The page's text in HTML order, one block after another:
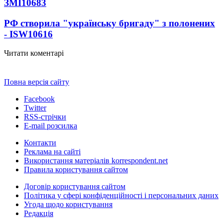
ЗМІ 10683
РФ створила "українську бригаду" з полонених
- ISW10616
Читати коментарі
Повна версія сайту
Facebook
Twitter
RSS-стрічки
E-mail розсилка
Контакти
Реклама на сайті
Використання матеріалів korrespondent.net
Правила користування сайтом
Договір користування сайтом
Політика у сфері конфіденційності і персональних даних
Угода щодо користування
Редакція